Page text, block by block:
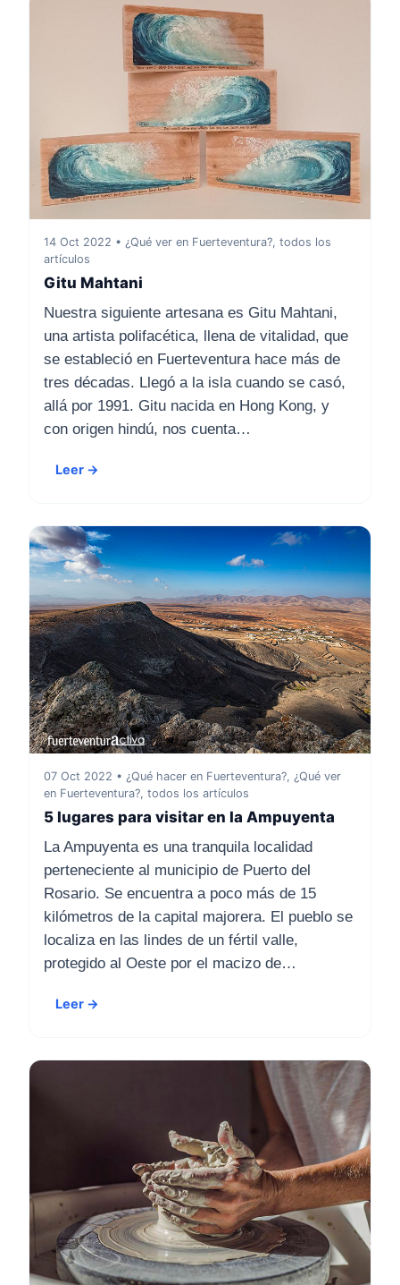
14 Oct 2022 • ¿Qué ver en Fuerteventura?, todos los
artículos
Gitu Mahtani
Nuestra siguiente artesana es Gitu Mahtani,
una artista polifacética, llena de vitalidad, que
se estableció en Fuerteventura hace más de
tres décadas. Llegó a la isla cuando se casó,
allá por 1991. Gitu nacida en Hong Kong, y
con origen hindú, nos cuenta…
Leer →
07 Oct 2022 • ¿Qué hacer en Fuerteventura?, ¿Qué ver
en Fuerteventura?, todos los artículos
5 lugares para visitar en la Ampuyenta
La Ampuyenta es una tranquila localidad
perteneciente al municipio de Puerto del
Rosario. Se encuentra a poco más de 15
kilómetros de la capital majorera. El pueblo se
localiza en las lindes de un fértil valle,
protegido al Oeste por el macizo de…
Leer →